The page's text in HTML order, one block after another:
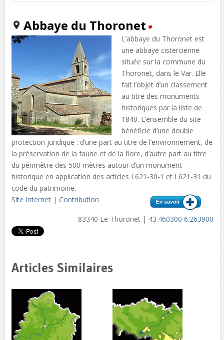
Abbaye du Thoronet
L’abbaye du Thoronet est
une abbaye cistercienne
située sur la commune du
Thoronet, dans le Var. Elle
fait l’objet d’un classement
au titre des monuments
historiques par la liste de
1840. L’ensemble du site
bénéficie d’une double
protection juridique : d’une part au titre de l’environnement, de
la préservation de la faune et de la flore, d’autre part au titre
du périmètre des 500 mètres autour d’un monument
historique en application des articles L621-30-1 et L621-31 du
code du patrimoine.
Site Internet| Contribution
83340 Le Thoronet | 43.460300 6.263900
Articles Similaires